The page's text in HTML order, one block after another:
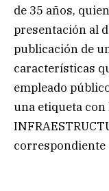
de 35 años,
presentación al
publicación de
características
empleado
una etiqueta con
correspondiente